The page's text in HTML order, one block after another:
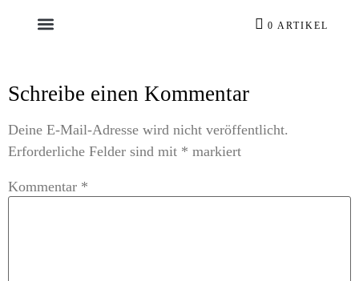
0 ARTIKEL
Schreibe einen Kommentar
Deine E-Mail-Adresse wird nicht veröffentlicht.
Erforderliche Felder sind mit * markiert
Kommentar *